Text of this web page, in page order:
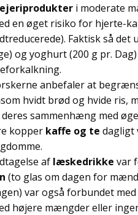
i moderate
en øget risiko for hjerte-
Faktisk så
og yoghurt (200 g pr.
anbefaler at
hvidt brød og hvide ris,
sammenhæng med
kopper kaffe og te dagligt
af læskedrikke var
(to glas om dagen for
var også forbundet
højere mængder eller